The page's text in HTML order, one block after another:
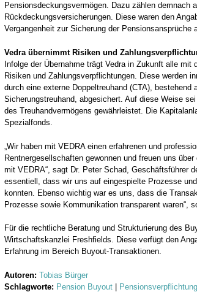
Pensionsdeckungsvermögen. Dazu zählen demnach
Rückdeckungsversicherungen. Diese waren den
Vergangenheit zur Sicherung der Pensionsansprüche
Vedra übernimmt Risiken und
Infolge der Übernahme trägt Vedra in Zukunft alle mit
Risiken und Zahlungsverpflichtungen. Diese werden
durch eine externe Doppeltreuhand (CTA), bestehend
Sicherungstreuhand, abgesichert. Auf diese Weise
des Treuhandvermögens gewährleistet. Die
Spezialfonds.
„Wir haben mit VEDRA einen erfahrenen und
Rentnergesellschaften gewonnen und freuen uns
mit VEDRA“, sagt Dr. Peter Schad, Geschäftsführer
essentiell, dass wir uns auf eingespielte Prozesse
konnten. Ebenso wichtig war es uns, dass die
Prozesse sowie Kommunikation transparent waren“,
Für die rechtliche Beratung und Strukturierung des
Wirtschaftskanzlei Freshfields. Diese verfügt den
Erfahrung im Bereich Buyout-Transaktionen.
Autoren: Tobias Bürger
Schlagworte: Pension Buyout |